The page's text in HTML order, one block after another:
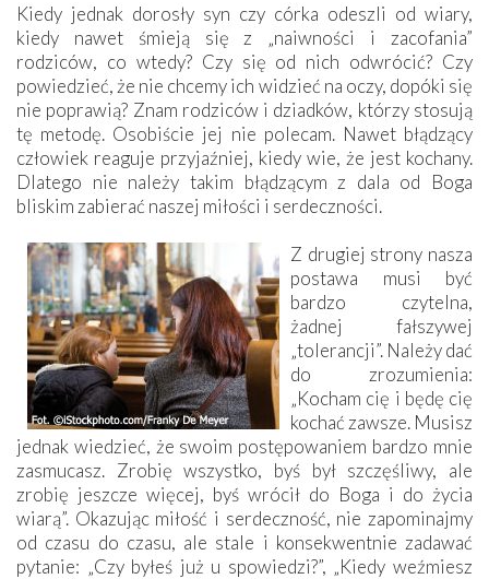
Kiedy jednak dorosły syn czy córka odeszli od wiary,
kiedy nawet śmieją się z „naiwności i zacofania”
rodziców, co wtedy? Czy się od nich odwrócić? Czy
powiedzieć, że nie chcemy ich widzieć na oczy, dopóki się
nie poprawią? Znam rodziców i dziadków, którzy stosują
tę metodę. Osobiście jej nie polecam. Nawet błądzący
człowiek reaguje przyjaźniej, kiedy wie, że jest kochany.
Dlatego nie należy takim błądzącym z dala od Boga
bliskim zabierać naszej miłości i serdeczności.
Z drugiej strony nasza
postawa musi być
bardzo czytelna,
żadnej fałszywej
„tolerancji”. Należy dać
do zrozumienia:
„Kocham cię i będę cię
kochać zawsze. Musisz
jednak wiedzieć, że swoim postępowaniem bardzo mnie
zasmucasz. Zrobię wszystko, byś był szczęśliwy, ale
zrobię jeszcze więcej, byś wrócił do Boga i do życia
wiarą”. Okazując miłość i serdeczność, nie zapominajmy
od czasu do czasu, ale stale i konsekwentnie zadawać
pytanie: „Czy byłeś już u spowiedzi?”, „Kiedy weźmiesz